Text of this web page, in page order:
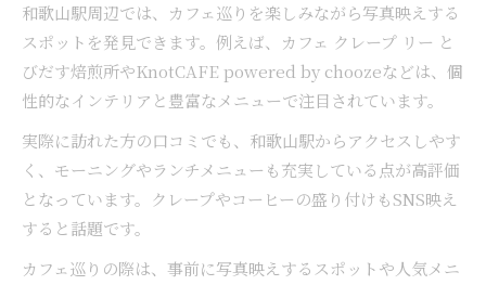
和歌山駅周辺では、カフェ巡りを楽しみながら写真映えする
スポットを発見できます。例えば、カフェ クレープ リー と
びだす焙煎所やKnotCAFE powered by choozeなどは、個
性的なインテリアと豊富なメニューで注目されています。
実際に訪れた方の口コミでも、和歌山駅からアクセスしやす
く、モーニングやランチメニューも充実している点が高評価
となっています。クレープやコーヒーの盛り付けもSNS映え
すると話題です。
カフェ巡りの際は、事前に写真映えするスポットや人気メニ